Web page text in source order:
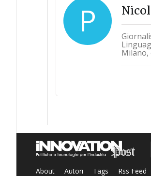
P
Milano,
About Autori Tags Rss Feed